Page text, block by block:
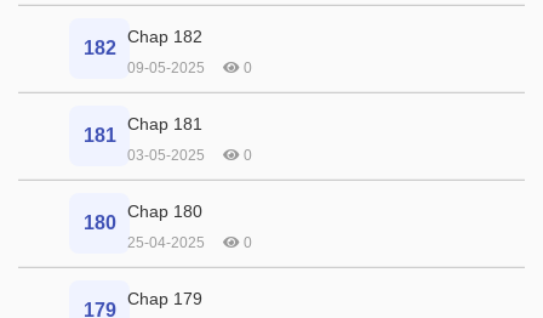
182
Chap 182
09-05-2025 0
181
Chap 181
03-05-2025 0
180
Chap 180
25-04-2025 0
179
Chap 179